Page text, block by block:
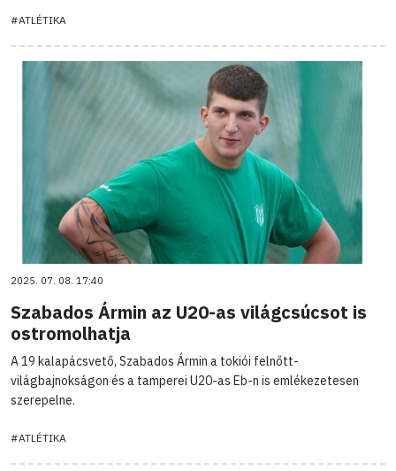
#ATLÉTIKA
2025. 07. 08. 17:40
Szabados Ármin az U20-as világcsúcsot is
ostromolhatja
A 19 kalapácsvető, Szabados Ármin a tokiói felnőtt-
világbajnokságon és a tamperei U20-as Eb-n is emlékezetesen
szerepelne.
#ATLÉTIKA